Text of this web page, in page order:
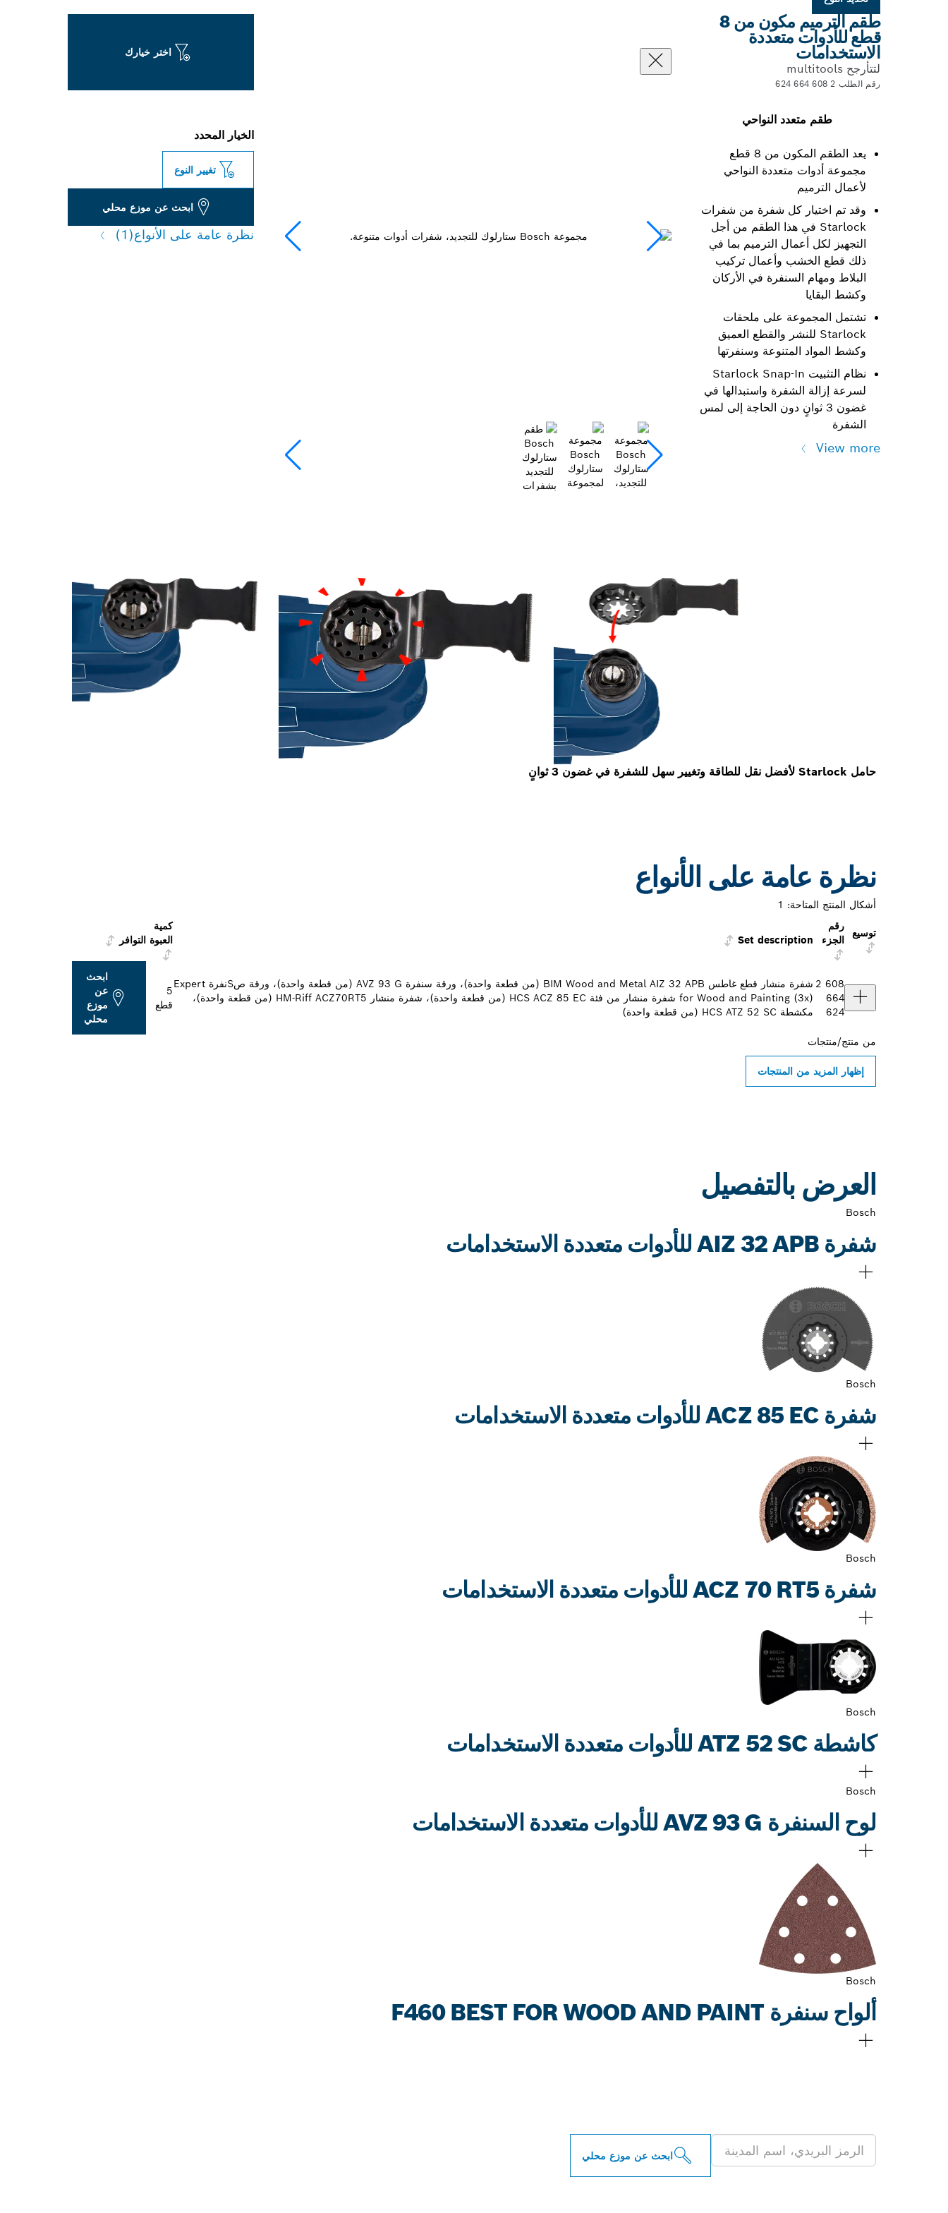
طقم الترميم مكون من 8
قطع للأدوات متعددة
الاستخدامات
لتتأرجح multitools
رقم الطلب 2 608 664 624
طقم متعدد النواحي
يعد الطقم المكون من 8 قطع
مجموعة أدوات متعددة النواحي
لأعمال الترميم
وقد تم اختيار كل شفرة من شفرات
Starlock في هذا الطقم من أجل
التجهيز لكل أعمال الترميم بما في
ذلك قطع الخشب وأعمال تركيب
البلاط ومهام السنفرة في الأركان
وكشط البقايا
تشتمل المجموعة على ملحقات
Starlock للنشر والقطع العميق
وكشط المواد المتنوعة وسنفرتها
نظام التثبيت Starlock Snap-In
لسرعة إزالة الشفرة واستبدالها في
غضون 3 ثوانٍ دون الحاجة إلى لمس
الشفرة
View more
اختر خيارك
الخيار المحدد
تغيير النوع
ابحث عن موزع محلي
نظرة عامة على الأنواع(1)
حامل Starlock لأفضل نقل للطاقة وتغيير سهل للشفرة في غضون 3 ثوانٍ
نظرة عامة على الأنواع
أشكال المنتج المتاحة: 1
توسيع
رقم
الجزء
Set description
كمية
العبوة التوافر
2 608
664
624
شفرة منشار قطع غاطس BIM Wood and Metal AIZ 32 APB (من قطعة واحدة)، ورقة سنفرة AVZ 93 G (من قطعة واحدة)، ورقة صSنفرة Expert
for Wood and Painting (3x) شفرة منشار من فئة HCS ACZ 85 EC (من قطعة واحدة)، شفرة منشار HM-Riff ACZ70RT5 (من قطعة واحدة)،
مكشطة HCS ATZ 52 SC (من قطعة واحدة)
5
قطع
ابحث
عن
موزع
محلي
من منتج/منتجات
إظهار المزيد من المنتجات
العرض بالتفصيل
Bosch
شفرة AIZ 32 APB للأدوات متعددة الاستخدامات
Bosch
شفرة ACZ 85 EC للأدوات متعددة الاستخدامات
Bosch
شفرة ACZ 70 RT5 للأدوات متعددة الاستخدامات
Bosch
كاشطة ATZ 52 SC للأدوات متعددة الاستخدامات
Bosch
لوح السنفرة AVZ 93 G للأدوات متعددة الاستخدامات
Bosch
ألواح سنفرة F460 BEST FOR WOOD AND PAINT
ابحث عن موزع محلي